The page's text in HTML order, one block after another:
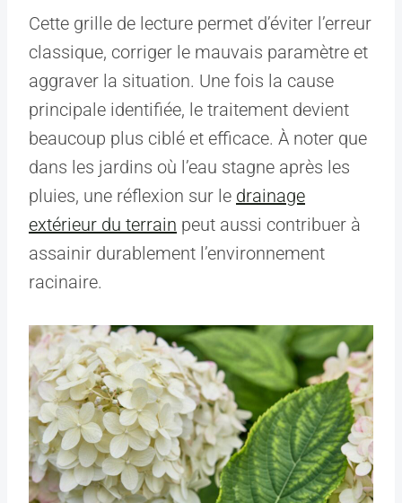
Cette grille de lecture permet d’éviter l’erreur
classique, corriger le mauvais paramètre et
aggraver la situation. Une fois la cause
principale identifiée, le traitement devient
beaucoup plus ciblé et efficace. À noter que
dans les jardins où l’eau stagne après les
pluies, une réflexion sur le drainage
extérieur du terrain peut aussi contribuer à
assainir durablement l’environnement
racinaire.